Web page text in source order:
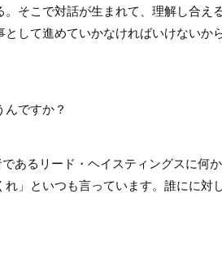
そこで対話が生まれて、理解し合
して進めていかなければいけない
ですか？
あるリード・ヘイスティングスに何
」といつも言っています。誰にに